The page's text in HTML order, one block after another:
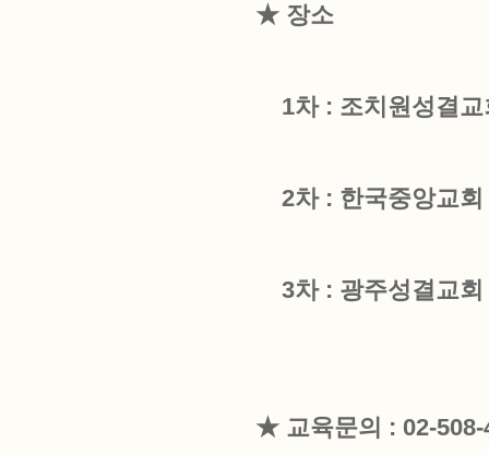
★ 장소
1차 : 조치원성결교
2차 : 한국중앙교회
3차 : 광주성결교회
★ 교육문의 : 02-508-